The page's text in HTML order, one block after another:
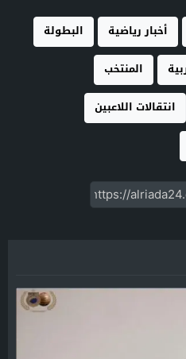
أخبار رياضية
البطولة
المنتخب
انتقالات اللاعبين